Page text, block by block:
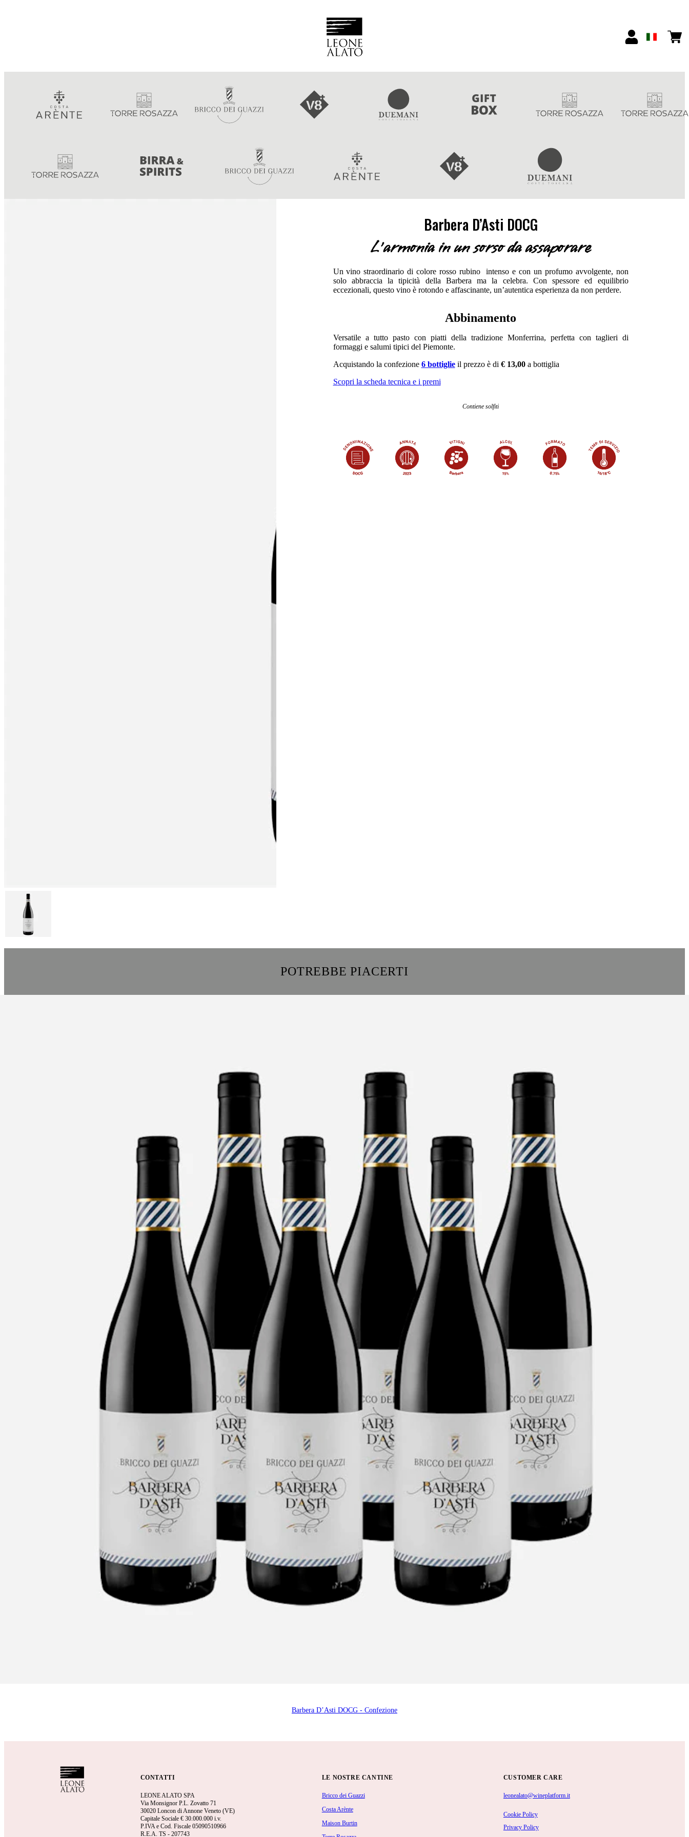
Barbera D’Asti DOCG
L’armonia in un sorso da assaporare
Un vino straordinario di colore rosso rubino intenso e con un profumo avvolgente, non
solo abbraccia la tipicità della Barbera ma la celebra. Con spessore ed equilibrio
eccezionali, questo vino è rotondo e affascinante, un’autentica esperienza da non perdere.
Abbinamento
Versatile a tutto pasto con piatti della tradizione Monferrina, perfetta con taglieri di
formaggi e salumi tipici del Piemonte.
Acquistando la confezione 6 bottiglieil prezzo è di € 13,00a bottiglia
Scopri la scheda tecnica e i premi
Contiene solfiti
POTREBBE PIACERTI
Barbera D’Asti DOCG - Confezione
CONTATTI
LEONE ALATO SPA
Via Monsignor P.L. Zovatto 71
30020 Loncon di Annone Veneto (VE)
Capitale Sociale € 30.000.000 i.v.
P.IVA e Cod. Fiscale 05090510966
R.E.A. TS - 207743
LE NOSTRE CANTINE
Bricco dei Guazzi
Costa Arènte
Maison Burtin
CUSTOMER CARE
leonealato@wineplatform.it
Cookie Policy
Privacy Policy